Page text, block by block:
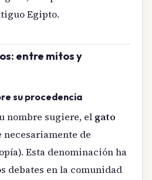
Egipto.
entre mitos y
su procedencia
nombre sugiere, el gato
necesariamente de
Esta denominación ha
debates en la comunidad